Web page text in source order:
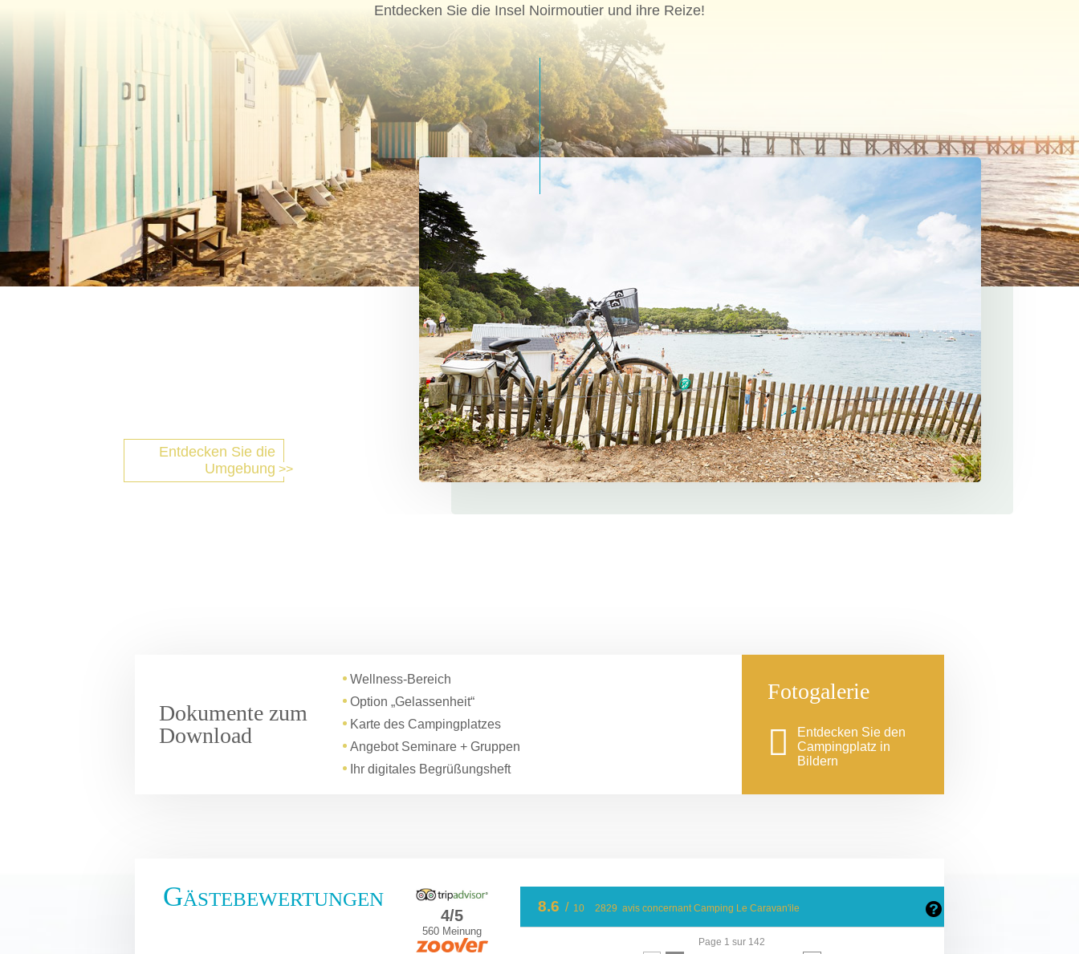
Entdecken Sie die Insel Noirmoutier und ihre Reize!
Entdecken Sie die
Umgebung
Dokumente zum
Download
Wellness-Bereich
Option „Gelassenheit“
Karte des Campingplatzes
Angebot Seminare + Gruppen
Ihr digitales Begrüßungsheft
Fotogalerie
Entdecken Sie den
Campingplatz in
Bildern
Gästebewertungen
4/5
560 Meinung
8.6 / 10 2829 avis concernant Camping Le Caravan'ile
Page 1 sur 142